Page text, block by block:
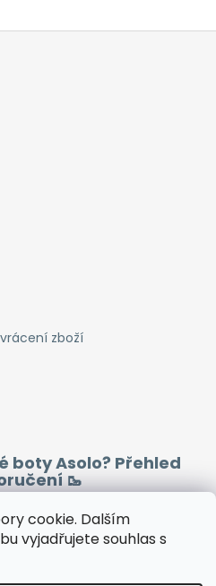
cookie. Dalším
vyjadřujete souhlas s
zboží
Asolo? Přehled
🥾